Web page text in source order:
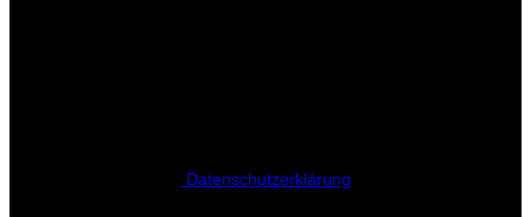
Datenschutzerklärung